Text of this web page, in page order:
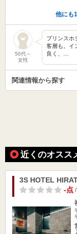
他にも
50代～
女性
プリンスホ
客層も。イ
良く、…
関連情報から探す
近くのオスス
3S HOTEL
-点/